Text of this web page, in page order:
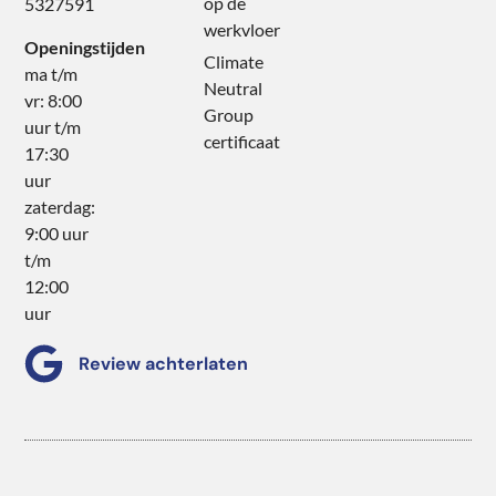
Openingstijden
ma t/m
vr: 8:00
uur t/m
17:30
uur
zaterdag:
9:00 uur
t/m
12:00
uur
werkvloer
Climate
Neutral
Group
certificaat
Review achterlaten